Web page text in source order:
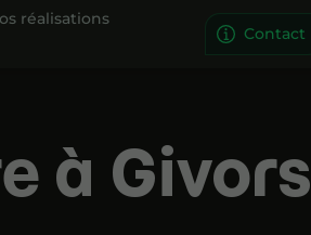
réalisations
Contact
à Givors